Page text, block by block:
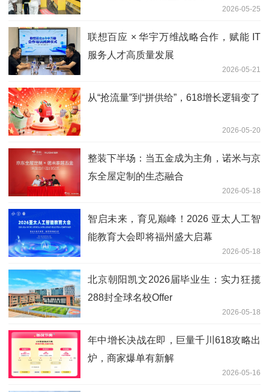
2026-05-25
联想百应 × 华宇万维战略合作，赋能 IT
服务人才高质量发展
2026-05-21
从“抢流量”到“拼供给”，618增长逻辑变了
2026-05-20
整装下半场：当五金成为主角，诺米与京
东全屋定制的生态融合
2026-05-18
智启未来，育见巅峰！2026 亚太人工智
能教育大会即将福州盛大启幕
2026-05-18
北京朝阳凯文2026届毕业生：实力狂揽
288封全球名校Offer
2026-05-18
年中增长决战在即，巨量千川618攻略出
炉，商家爆单有新解
2026-05-16